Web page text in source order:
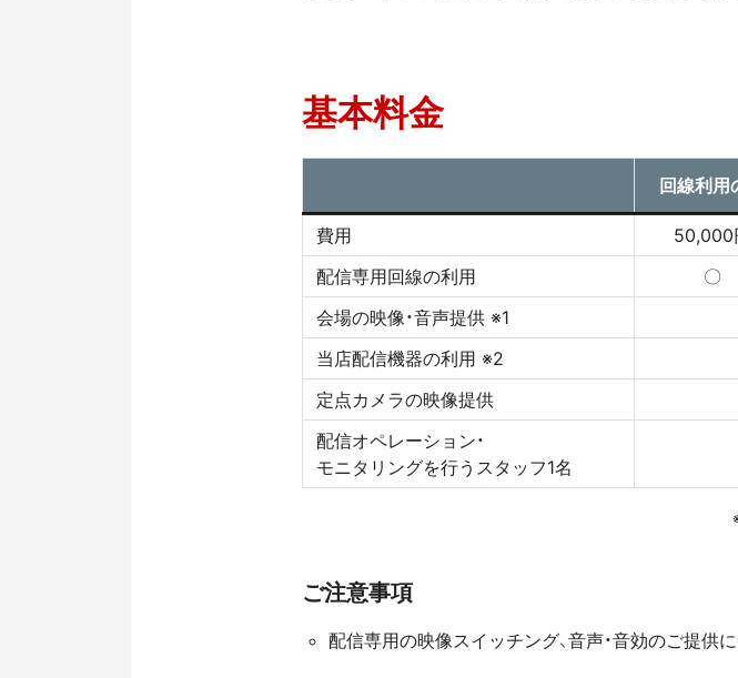
基本料金
回線利用
費用 50,000
配信専用回線の利用
〇
会場の映像・音声提供 ※1
当店配信機器の利用 ※2
定点カメラの映像提供
配信オペレーション・
モニタリングを行うスタッフ1名
ご注意事項
配信専用の映像スイッチング、音声・音効のご提供